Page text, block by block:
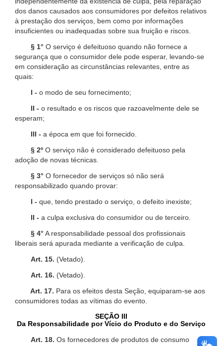
dos danos causados aos consumidores por defeitos relativos
à prestação dos serviços, bem como por informações
insuficientes ou inadequadas sobre sua fruição e riscos.
§ 1° O serviço é defeituoso quando não fornece a
segurança que o consumidor dele pode esperar, levando-se
em consideração as circunstâncias relevantes, entre as
quais:
I - o modo de seu fornecimento;
II - o resultado e os riscos que razoavelmente dele se
esperam;
III - a época em que foi fornecido.
§ 2º O serviço não é considerado defeituoso pela
adoção de novas técnicas.
§ 3° O fornecedor de serviços só não será
responsabilizado quando provar:
I - que, tendo prestado o serviço, o defeito inexiste;
II - a culpa exclusiva do consumidor ou de terceiro.
§ 4° A responsabilidade pessoal dos profissionais
liberais será apurada mediante a verificação de culpa.
Art. 15. (Vetado).
Art. 16. (Vetado).
Art. 17. Para os efeitos desta Seção, equiparam-se aos
consumidores todas as vítimas do evento.
SEÇÃO III
Da Responsabilidade por Vício do Produto e do Serviço
Art. 18. Os fornecedores de produtos de consumo